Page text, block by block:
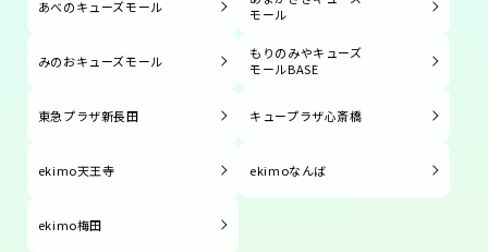
あべのキューズモール
モール
みのおキューズモール
もりのみやキューズ
モールBASE
東急プラザ新長田 キュープラザ心斎橋
ekimo天王寺 ekimoなんば
ekimo梅田